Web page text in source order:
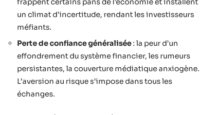
un climat d’incertitude, rendant les investisseurs
méfiants.
Perte de confiance généralisée : la peur d’un
effondrement du système financier, les rumeurs
persistantes, la couverture médiatique anxiogène.
L’aversion au risque s’impose dans tous les
échanges.